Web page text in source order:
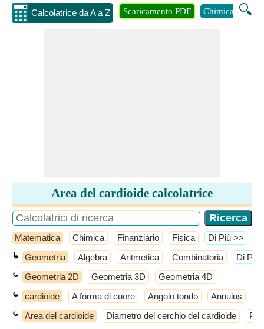
Calcolatrice da A a Z 🔍
Scaricamento PDF Chimica
Area del cardioide calcolatrice
Matematica Chimica Finanziario Fisica ​Di Più >>
↳ Geometria Algebra Aritmetica Combinatoria ​Di Più
⤿ Geometria 2D Geometria 3D Geometria 4D
⤿ cardioide A forma di cuore Angolo tondo Annulus
⤿ Area del cardioide Diametro del cerchio del cardioide